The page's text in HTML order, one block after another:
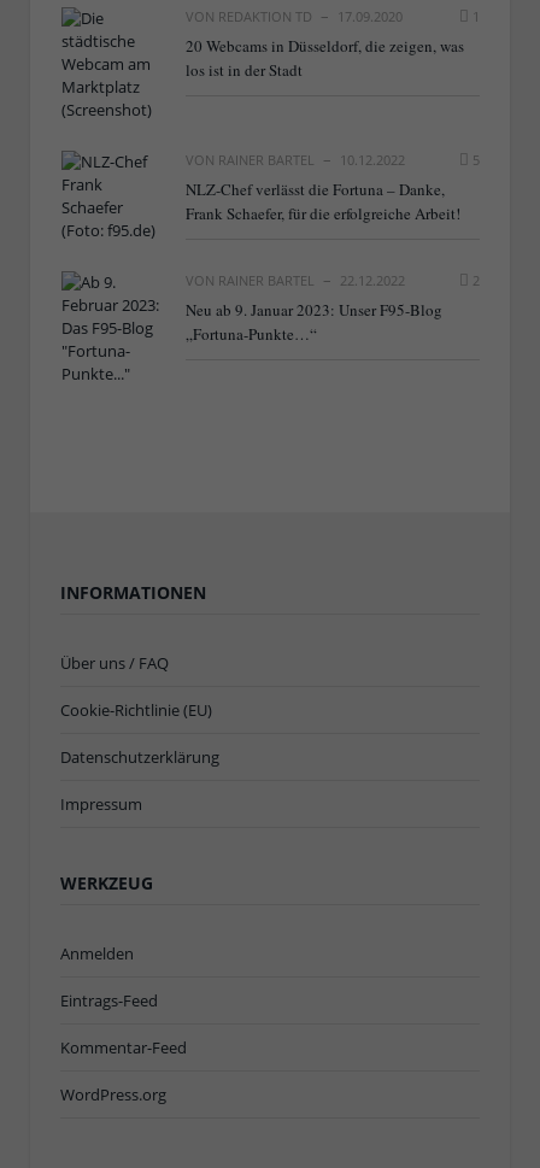
VON REDAKTION TD 17.09.2020 1
20 Webcams in Düsseldorf, die zeigen, was
los ist in der Stadt
VON RAINER BARTEL 10.12.2022 5
NLZ-Chef verlässt die Fortuna – Danke,
Frank Schaefer, für die erfolgreiche Arbeit!
VON RAINER BARTEL 22.12.2022 2
Neu ab 9. Januar 2023: Unser F95-Blog
„Fortuna-Punkte…“
INFORMATIONEN
Über uns / FAQ
Cookie-Richtlinie (EU)
Datenschutzerklärung
Impressum
WERKZEUG
Anmelden
Eintrags-Feed
Kommentar-Feed
WordPress.org